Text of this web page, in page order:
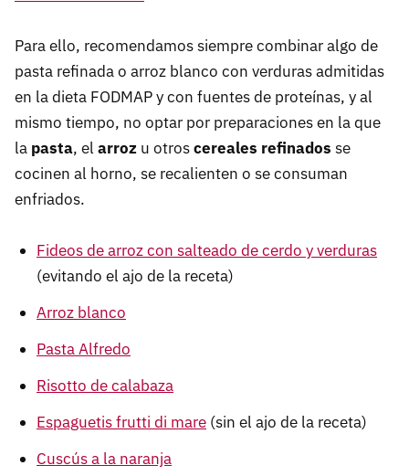
Para ello, recomendamos siempre combinar algo de
pasta refinada o arroz blanco con verduras admitidas
en la dieta FODMAP y con fuentes de proteínas, y al
mismo tiempo, no optar por preparaciones en la que
la pasta, el arroz u otroscereales refinados se
cocinen al horno, se recalienten o se consuman
enfriados.
Fideos de arroz con salteado de cerdo y verduras
(evitando el ajo de la receta)
Arroz blanco
Pasta Alfredo
Risotto de calabaza
Espaguetis frutti di mare (sin el ajo de la receta)
Cuscús a la naranja